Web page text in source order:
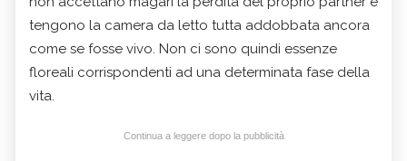
tengono la camera da letto tutta addobbata ancora
come se fosse vivo. Non ci sono quindi essenze
floreali corrispondenti ad una determinata fase della
vita.
Continua a leggere dopo la pubblicità